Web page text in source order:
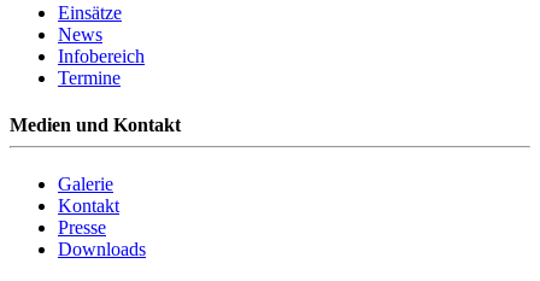
Einsätze
News
Infobereich
Termine
Medien und Kontakt
Galerie
Kontakt
Presse
Downloads